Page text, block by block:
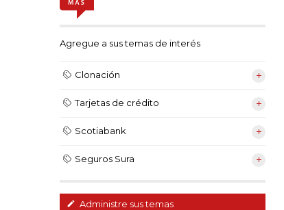
Agregue a sus temas de interés
Clonación
Tarjetas de crédito
Scotiabank
Seguros Sura
Administre sus temas